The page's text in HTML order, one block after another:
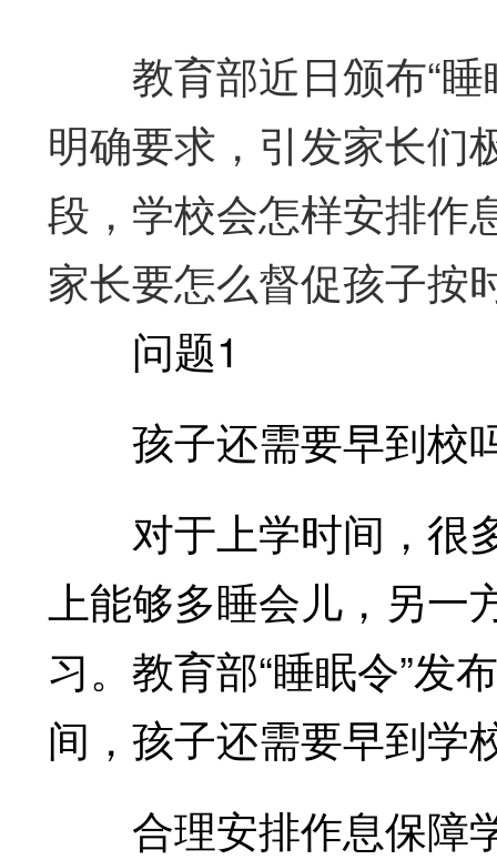
教育部近日颁布“睡
明确要求，引发家长们
段，学校会怎样安排作
家长要怎么督促孩子按
问题1
孩子还需要早到校
对于上学时间，很
上能够多睡会儿，另一
习。教育部“睡眠令”发
间，孩子还需要早到学
合理安排作息保障